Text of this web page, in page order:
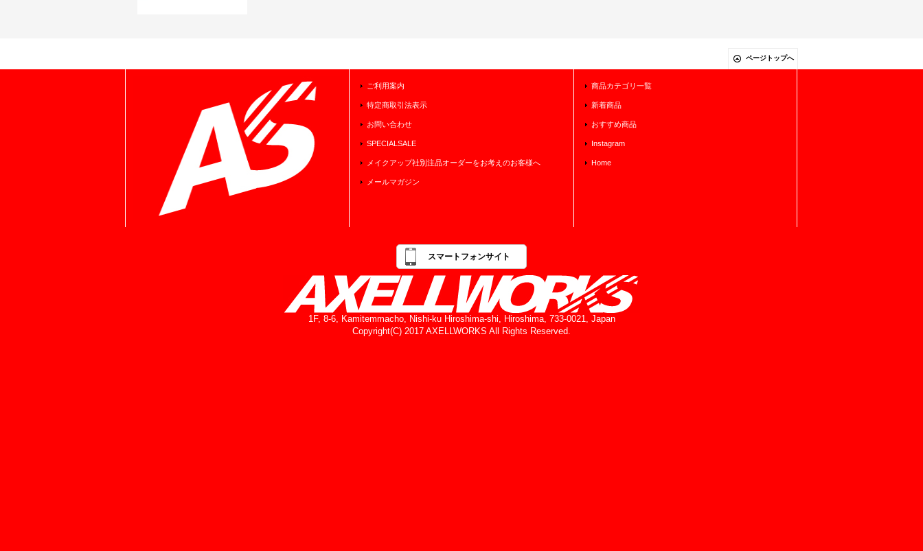
ページトップへ
ご利用案内
特定商取引法表示
お問い合わせ
SPECIALSALE
メイクアップ社別注品オーダーをお考えのお客様へ
メールマガジン
商品カテゴリ一覧
新着商品
おすすめ商品
Instagram
Home
スマートフォンサイト
1F, 8-6, Kamitemmacho, Nishi-ku Hiroshima-shi, Hiroshima, 733-0021, Japan
Copyright(C) 2017 AXELLWORKS All Rights Reserved.